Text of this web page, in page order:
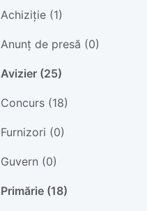
Achiziție (1)
Anunț de presă (0)
Avizier (25)
Concurs (18)
Furnizori (0)
Guvern (0)
Primărie (18)